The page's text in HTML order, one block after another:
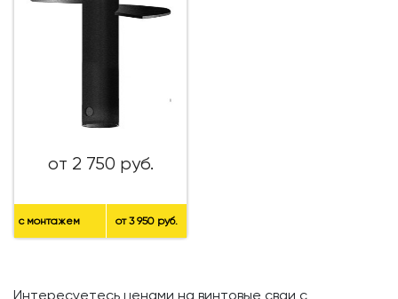
от 2 750 руб.
с монтажем от 3 950 руб.
Интересуетесь ценами на винтовые сваи с